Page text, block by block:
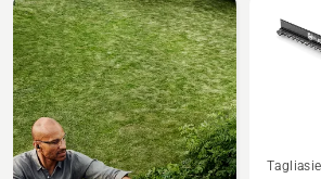
tuo.
i
prodotti